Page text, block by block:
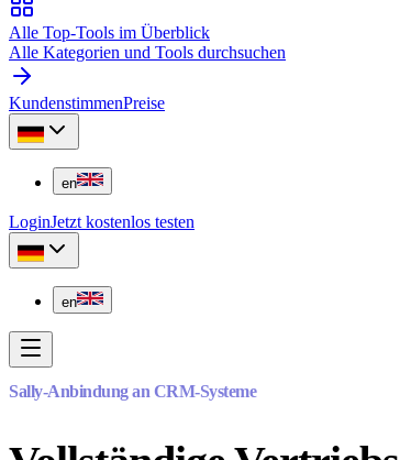
Alle Top-Tools im Überblick
Alle Kategorien und Tools durchsuchen
KundenstimmenPreise
en
LoginJetzt kostenlos testen
en
Sally-Anbindung an CRM-Systeme